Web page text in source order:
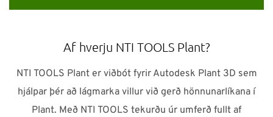
NTI Group Brasil Danmark Deutschland
France España Ireland Italia Nederland
Norge
Suomi
Sverige UK
Af hverju NTI TOOLS Plant?
NTI TOOLS Plant er viðbót fyrir Autodesk Plant 3D sem
hjálpar þér að lágmarka villur við gerð hönnunarlíkana í
Plant. Með NTI TOOLS tekurðu úr umferð fullt af